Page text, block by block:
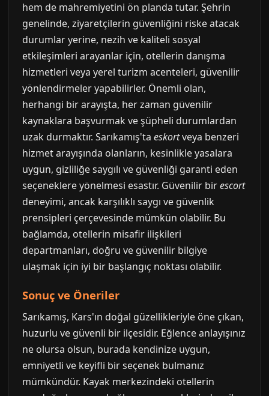
hem de mahremiyetini ön planda tutar. Şehrin
genelinde, ziyaretçilerin güvenliğini riske atacak
durumlar yerine, nezih ve kaliteli sosyal
etkileşimleri arayanlar için, otellerin danışma
hizmetleri veya yerel turizm acenteleri, güvenilir
yönlendirmeler yapabilirler. Önemli olan,
herhangi bir arayışta, her zaman güvenilir
kaynaklara başvurmak ve şüpheli durumlardan
uzak durmaktır. Sarıkamış'ta eskortveya benzeri
hizmet arayışında olanların, kesinlikle yasalara
uygun, gizliliğe saygılı ve güvenliği garanti eden
seçeneklere yönelmesi esastır. Güvenilir birescort
deneyimi, ancak karşılıklı saygı ve güvenlik
prensipleri çerçevesinde mümkün olabilir. Bu
bağlamda, otellerin misafir ilişkileri
departmanları, doğru ve güvenilir bilgiye
ulaşmak için iyi bir başlangıç noktası olabilir.
Sonuç ve Öneriler
Sarıkamış, Kars'ın doğal güzellikleriyle öne çıkan,
huzurlu ve güvenli bir ilçesidir. Eğlence anlayışınız
ne olursa olsun, burada kendinize uygun,
emniyetli ve keyifli bir seçenek bulmanız
mümkündür. Kayak merkezindeki otellerin